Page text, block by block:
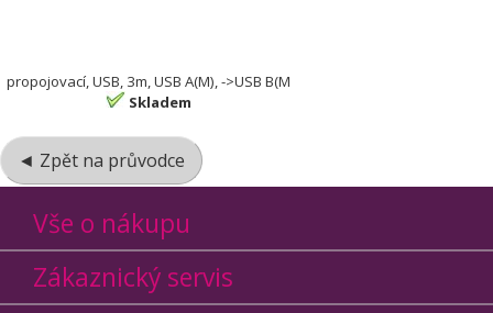
propojovací, USB, 3m, USB A(M), ->USB B(M
Skladem
◄ Zpět na průvodce
Vše o nákupu
Zákaznický servis